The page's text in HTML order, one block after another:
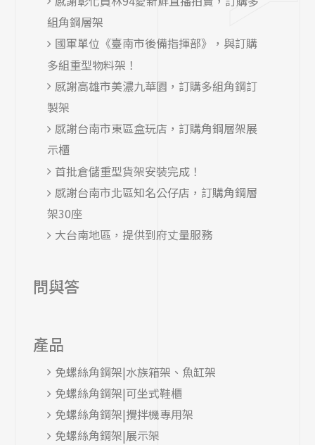
組角鋼層架
國軍單位《臺南市後備指揮部》，與訂購
多組重型物料架！
感謝高雄市美濃九華園，訂購多組角鋼訂
製架
感謝台南市東區盒玩店，訂購角鋼層架展
示櫃
首批倉儲重型貨架安裝完成！
感謝台南市北區知名公仔店，訂購角鋼層
架30座
大台南地區，提供到府丈量服務
問與答
產品
免螺絲角鋼架|水族箱架、魚缸架
免螺絲角鋼架|可坐式鞋櫃
免螺絲角鋼架|攪拌機專用架
免螺絲角鋼架|展示架